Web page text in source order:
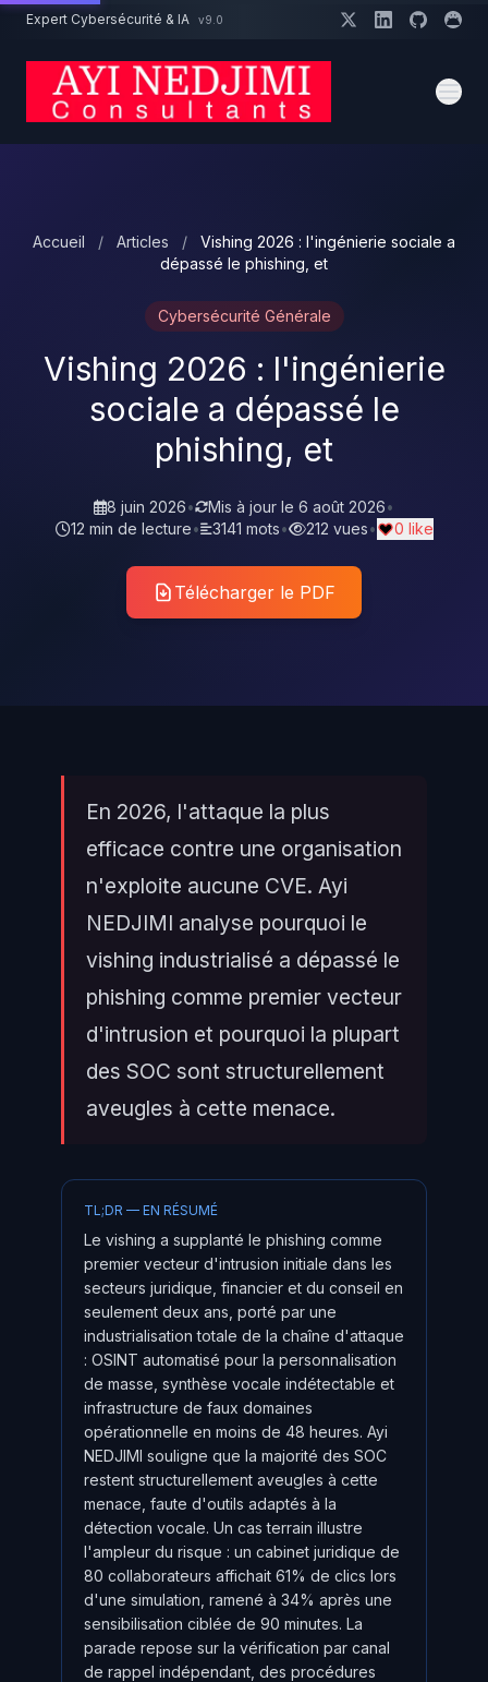
Aller au contenu principal
Expert Cybersécurité & IA v9.0
Accueil / Articles /
Vishing 2026 : l'ingénierie sociale a
dépassé le phishing, et
Cybersécurité Générale
Vishing 2026 : l'ingénierie
sociale a dépassé le
phishing, et
8 juin 2026• Mis à jour le 6 août 2026•
12 min de lecture• 3141 mots• 212 vues• 0 like
Télécharger le PDF
En 2026, l'attaque la plus
efficace contre une organisation
n'exploite aucune CVE. Ayi
NEDJIMI analyse pourquoi le
vishing industrialisé a dépassé le
phishing comme premier vecteur
d'intrusion et pourquoi la plupart
des SOC sont structurellement
aveugles à cette menace.
TL;DR — EN RÉSUMÉ
Le vishing a supplanté le phishing comme
premier vecteur d'intrusion initiale dans les
secteurs juridique, financier et du conseil en
seulement deux ans, porté par une
industrialisation totale de la chaîne d'attaque
: OSINT automatisé pour la personnalisation
de masse, synthèse vocale indétectable et
infrastructure de faux domaines
opérationnelle en moins de 48 heures. Ayi
NEDJIMI souligne que la majorité des SOC
restent structurellement aveugles à cette
menace, faute d'outils adaptés à la
détection vocale. Un cas terrain illustre
l'ampleur du risque : un cabinet juridique de
80 collaborateurs affichait 61% de clics lors
d'une simulation, ramené à 34% après une
sensibilisation ciblée de 90 minutes. La
parade repose sur la vérification par canal
de rappel indépendant, des procédures
Un projet cybersécurité ?